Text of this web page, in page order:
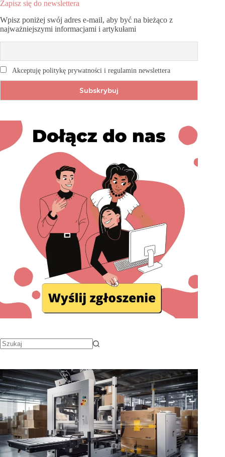
Zapisz się do newslettera
Wpisz poniżej swój adres e-mail, aby być na bieżąco z
najważniejszymi informacjami i artykułami
Akceptuję politykę prywatności i regulamin newslettera